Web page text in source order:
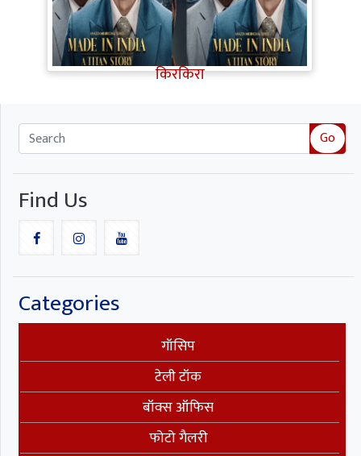
Made in India A Titan Story Review:
शानदार एक्टिंग, दमदार कहानी, फिर भी इन
कमजोरियों ने Titan Story का मजा किया
किरकिरा
Go
Find Us
Categories
गॉसिप
टेली टॉक
बॉक्स ऑफिस
फोटो गैलरी